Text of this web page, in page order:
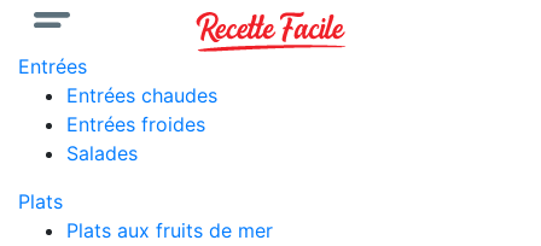
Entrées
Entrées chaudes
Entrées froides
Salades
Plats
Plats aux fruits de mer